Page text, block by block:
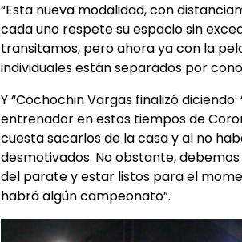
“Esta nueva modalidad, con
cada uno respete su espacio sin
transitamos, pero ahora ya con la
individuales están separados por
Y “Cochochin Vargas finalizó
entrenador en estos tiempos de
cuesta sacarlos de la casa y al no
desmotivados. No obstante,
del parate y estar listos para el
habrá algún campeonato”.